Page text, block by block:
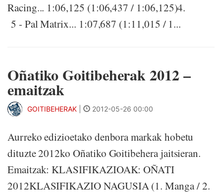
Racing... 1:06,125 (1:06,437 / 1:06,125)4.
5 - Pal Matrix... 1:07,687 (1:11,015 / 1...
Oñatiko Goitibeherak 2012 –
emaitzak
GOITIBEHERAK 2012-05-26 00:00
Aurreko edizioetako denbora markak hobetu
dituzte 2012ko Oñatiko Goitibehera jaitsieran.
Emaitzak: KLASIFIKAZIOAK: OÑATI
2012KLASIFIKAZIO NAGUSIA (1. Manga / 2.